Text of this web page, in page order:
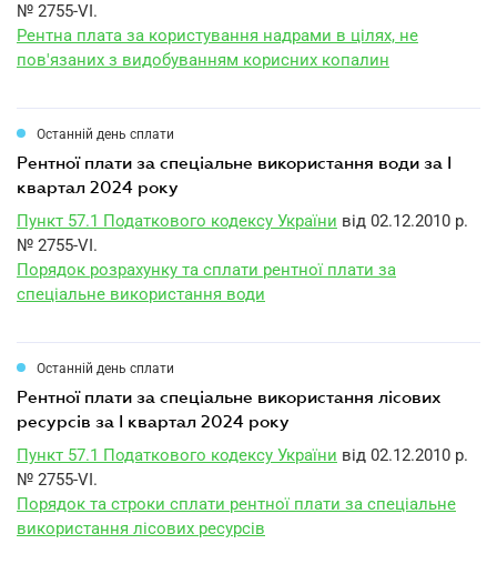
№ 2755-VI.
Рентна плата за користування надрами в цілях, не
пов'язаних з видобуванням корисних копалин
Останній день сплати
рентної плати за спеціальне використання води за I
квартал 2024 року
Пункт 57.1 Податкового кодексу України від 02.12.2010 р.
№ 2755-VI.
Порядок розрахунку та сплати рентної плати за
спеціальне використання води
Останній день сплати
рентної плати за спеціальне використання лісових
ресурсів за I квартал 2024 року
Пункт 57.1 Податкового кодексу України від 02.12.2010 р.
№ 2755-VI.
Порядок та строки сплати рентної плати за спеціальне
використання лісових ресурсів